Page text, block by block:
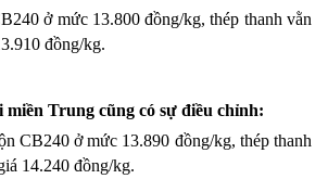
ở mức 13.800 đồng/kg, thép thanh vằn
đồng/kg.
miền Trung cũng có sự điều chỉnh:
CB240 ở mức 13.890 đồng/kg, thép thanh
14.240 đồng/kg.